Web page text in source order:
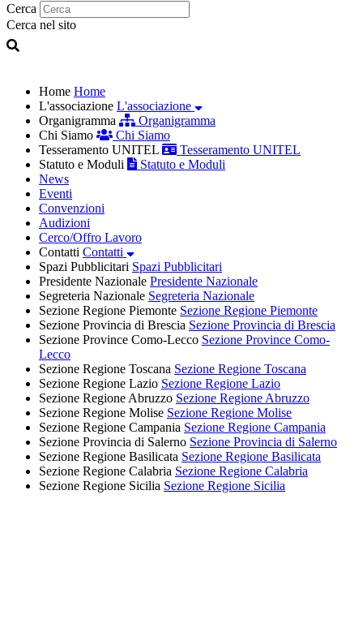
Cerca
Cerca nel sito
Home Home
L'associazione L'associazione
Organigramma
Organigramma
Chi Siamo
Chi Siamo
Tesseramento UNITEL
Tesseramento UNITEL
Statuto e Moduli
Statuto e Moduli
News
Eventi
Convenzioni
Audizioni
Cerco/Offro Lavoro
Contatti Contatti
Spazi Pubblicitari Spazi Pubblicitari
Presidente Nazionale Presidente Nazionale
Segreteria Nazionale Segreteria Nazionale
Sezione Regione Piemonte Sezione Regione Piemonte
Sezione Provincia di Brescia Sezione Provincia di Brescia
Sezione Province Como-Lecco Sezione Province Como-
Lecco
Sezione Regione Toscana Sezione Regione Toscana
Sezione Regione Lazio Sezione Regione Lazio
Sezione Regione Abruzzo Sezione Regione Abruzzo
Sezione Regione Molise Sezione Regione Molise
Sezione Regione Campania Sezione Regione Campania
Sezione Provincia di Salerno Sezione Provincia di Salerno
Sezione Regione Basilicata Sezione Regione Basilicata
Sezione Regione Calabria Sezione Regione Calabria
Sezione Regione Sicilia Sezione Regione Sicilia